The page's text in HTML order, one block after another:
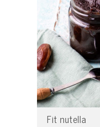
Fit nutella